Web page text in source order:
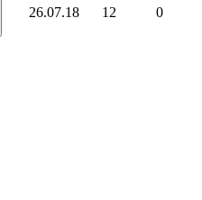
26.07.18 12 0